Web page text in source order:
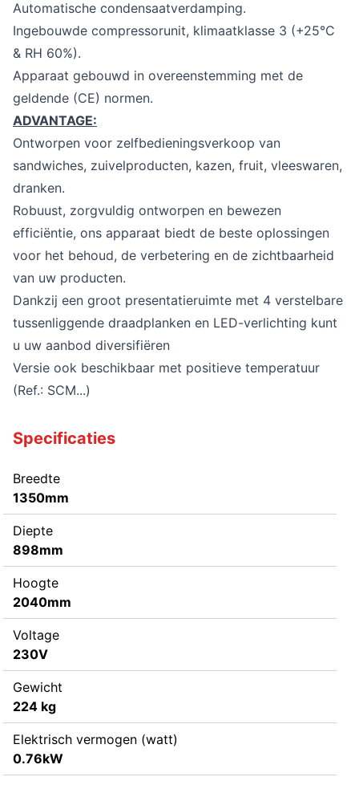
Automatische condensaatverdamping.
Ingebouwde compressorunit, klimaatklasse 3 (+25°C
& RH 60%).
Apparaat gebouwd in overeenstemming met de
geldende (CE) normen.
ADVANTAGE:
Ontworpen voor zelfbedieningsverkoop van
sandwiches, zuivelproducten, kazen, fruit, vleeswaren,
dranken.
Robuust, zorgvuldig ontworpen en bewezen
efficiëntie, ons apparaat biedt de beste oplossingen
voor het behoud, de verbetering en de zichtbaarheid
van uw producten.
Dankzij een groot presentatieruimte met 4 verstelbare
tussenliggende draadplanken en LED-verlichting kunt
u uw aanbod diversifiëren
Versie ook beschikbaar met positieve temperatuur
(Ref.: SCM...)
Specificaties
Breedte
1350mm
Diepte
898mm
Hoogte
2040mm
Voltage
230V
Gewicht
224 kg
Elektrisch vermogen (watt)
0.76kW